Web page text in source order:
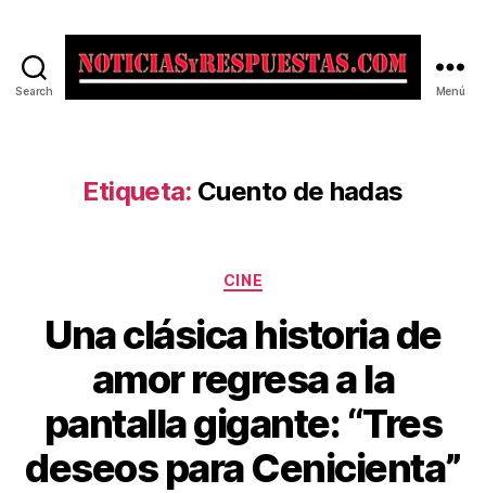
Search Menú
Etiqueta: Cuento de hadas
Categorías
CINE
Una clásica historia de
amor regresa a la
pantalla gigante: “Tres
deseos para Cenicienta”